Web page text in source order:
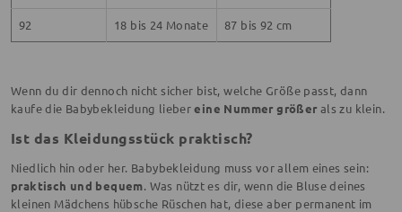
92 18 bis 24 Monate 87 bis 92 cm
Wenn du dir dennoch nicht sicher bist, welche Größe passt, dann
kaufe die Babybekleidung liebereine Nummer größer als zu klein.
Ist das Kleidungsstück praktisch?
Niedlich hin oder her. Babybekleidung muss vor allem eines sein:
praktisch und bequem. Was nützt es dir, wenn die Bluse deines
kleinen Mädchens hübsche Rüschen hat, diese aber permanent im